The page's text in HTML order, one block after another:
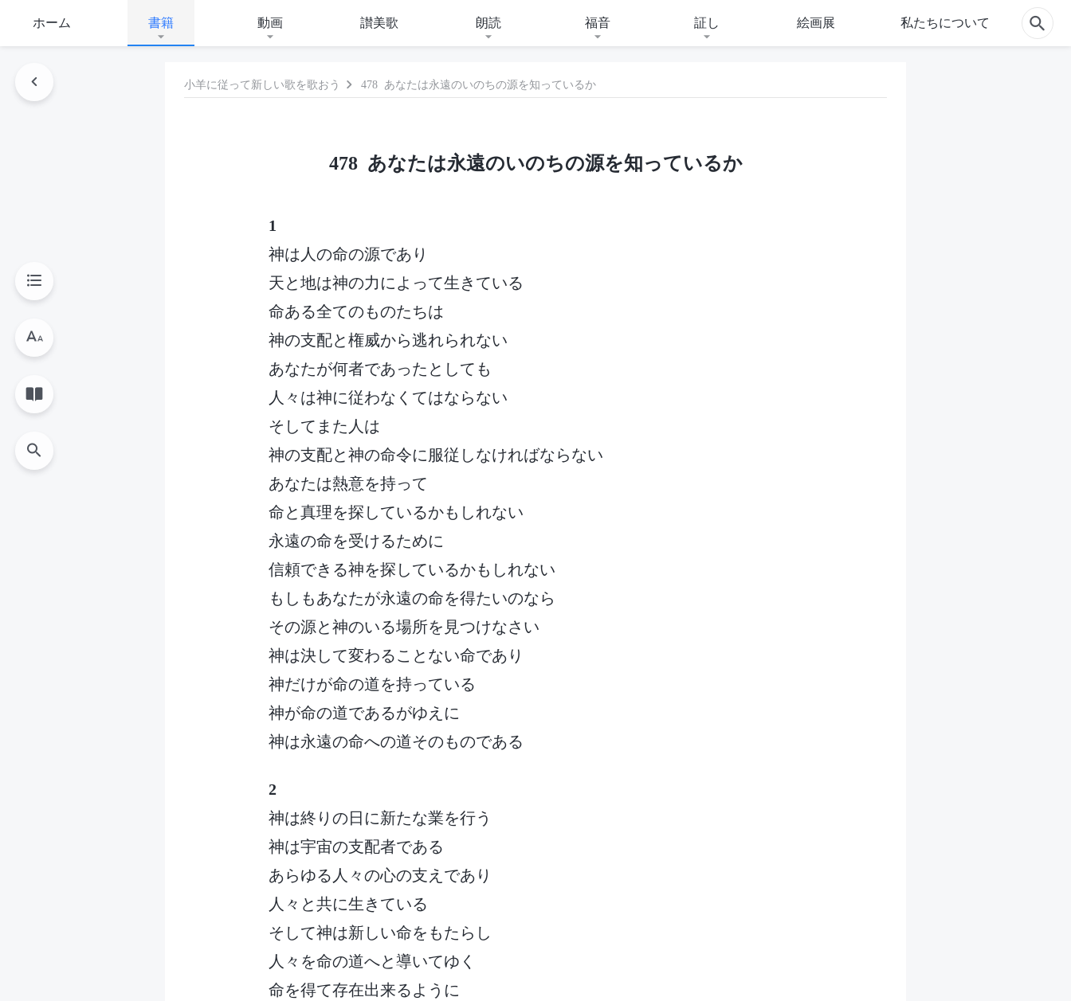
ホーム 書籍 動画 讃美歌 朗読 福音 証し 絵画展 私たちについて
小羊に従って新しい歌を歌おう 478 あなたは永遠のいのちの源を知っているか
478 あなたは永遠のいのちの源を知っているか
1
神は人の命の源であり
天と地は神の力によって生きている
命ある全てのものたちは
神の支配と権威から逃れられない
あなたが何者であったとしても
人々は神に従わなくてはならない
そしてまた人は
神の支配と神の命令に服従しなければならない
あなたは熱意を持って
命と真理を探しているかもしれない
永遠の命を受けるために
信頼できる神を探しているかもしれない
もしもあなたが永遠の命を得たいのなら
その源と神のいる場所を見つけなさい
神は決して変わることない命であり
神だけが命の道を持っている
神が命の道であるがゆえに
神は永遠の命への道そのものである
2
神は終りの日に新たな業を行う
神は宇宙の支配者である
あらゆる人々の心の支えであり
人々と共に生きている
そして神は新しい命をもたらし
人々を命の道へと導いてゆく
命を得て存在出来るように